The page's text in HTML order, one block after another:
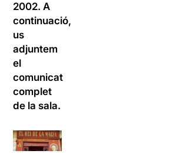
2002. A
continuació,
us
adjuntem
el
comunicat
complet
de la sala.